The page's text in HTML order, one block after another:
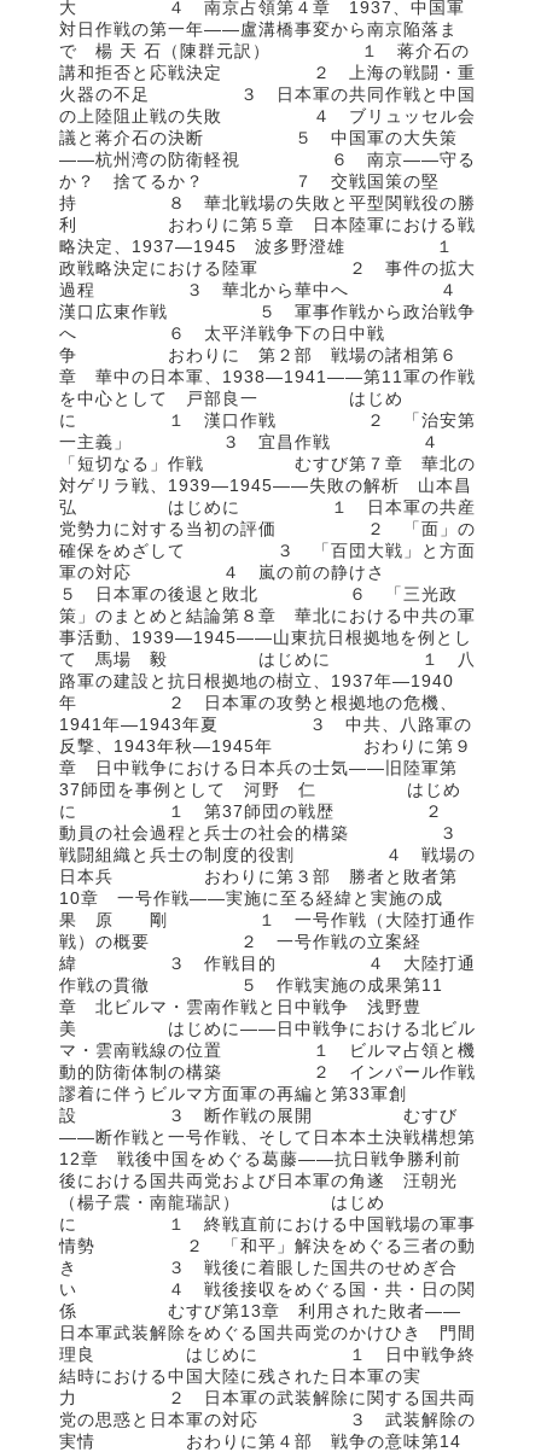
大 ４ 南京占領第４章 1937、中国軍
対日作戦の第一年——盧溝橋事変から南京陥落ま
で 楊 天 石（陳群元訳） １ 蒋介石の
講和拒否と応戦決定 ２ 上海の戦闘・重
火器の不足 ３ 日本軍の共同作戦と中国
の上陸阻止戦の失敗 ４ ブリュッセル会
議と蒋介石の決断 ５ 中国軍の大失策
——杭州湾の防衛軽視 ６ 南京——守る
か？ 捨てるか？ ７ 交戦国策の堅
持 ８ 華北戦場の失敗と平型関戦役の勝
利 おわりに第５章 日本陸軍における戦
略決定、1937—1945 波多野澄雄 １
政戦略決定における陸軍 ２ 事件の拡大
過程 ３ 華北から華中へ ４
漢口広東作戦 ５ 軍事作戦から政治戦争
へ ６ 太平洋戦争下の日中戦
争 おわりに 第２部 戦場の諸相第６
章 華中の日本軍、1938—1941——第11軍の作戦
を中心として 戸部良一 はじめ
に １ 漢口作戦 ２ 「治安第
一主義」 ３ 宜昌作戦 ４
「短切なる」作戦 むすび第７章 華北の
対ゲリラ戦、1939—1945——失敗の解析 山本昌
弘 はじめに １ 日本軍の共産
党勢力に対する当初の評価 ２ 「面」の
確保をめざして ３ 「百団大戦」と方面
軍の対応 ４ 嵐の前の静けさ
５ 日本軍の後退と敗北 ６ 「三光政
策」のまとめと結論第８章 華北における中共の軍
事活動、1939—1945——山東抗日根拠地を例とし
て 馬場 毅 はじめに １ 八
路軍の建設と抗日根拠地の樹立、1937年—1940
年 ２ 日本軍の攻勢と根拠地の危機、
1941年—1943年夏 ３ 中共、八路軍の
反撃、1943年秋—1945年 おわりに第９
章 日中戦争における日本兵の士気——旧陸軍第
37師団を事例として 河野 仁 はじめ
に １ 第37師団の戦歴 ２
動員の社会過程と兵士の社会的構築 ３
戦闘組織と兵士の制度的役割 ４ 戦場の
日本兵 おわりに第３部 勝者と敗者第
10章 一号作戦——実施に至る経緯と実施の成
果 原 剛 １ 一号作戦（大陸打通作
戦）の概要 ２ 一号作戦の立案経
緯 ３ 作戦目的 ４ 大陸打通
作戦の貫徹 ５ 作戦実施の成果第11
章 北ビルマ・雲南作戦と日中戦争 浅野豊
美 はじめに——日中戦争における北ビル
マ・雲南戦線の位置 １ ビルマ占領と機
動的防衛体制の構築 ２ インパール作戦
謬着に伴うビルマ方面軍の再編と第33軍創
設 ３ 断作戦の展開 むすび
——断作戦と一号作戦、そして日本本土決戦構想第
12章 戦後中国をめぐる葛藤——抗日戦争勝利前
後における国共両党および日本軍の角遂 汪朝光
（楊子震・南龍瑞訳） はじめ
に １ 終戦直前における中国戦場の軍事
情勢 ２ 「和平」解決をめぐる三者の動
き ３ 戦後に着眼した国共のせめぎ合
い ４ 戦後接収をめぐる国・共・日の関
係 むすび第13章 利用された敗者——
日本軍武装解除をめぐる国共両党のかけひき 門間
理良 はじめに １ 日中戦争終
結時における中国大陸に残された日本軍の実
力 ２ 日本軍の武装解除に関する国共両
党の思惑と日本軍の対応 ３ 武装解除の
実情 おわりに第４部 戦争の意味第14